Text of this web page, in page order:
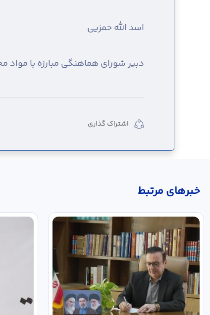
اسد الله حمزیی
دبیر شورای هماهنگی مبارزه با مواد
اشتراک گذاری
خبر‌های مرتبط